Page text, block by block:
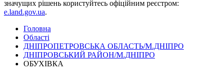
значущих рішень користуйтесь офіційним реєстром:
e.land.gov.ua.
Головна
Області
ДНІПРОПЕТРОВСЬКА ОБЛАСТЬ/М.ДНІПРО
ДНІПРОВСЬКИЙ РАЙОН/М.ДНІПРО
ОБУХІВКА